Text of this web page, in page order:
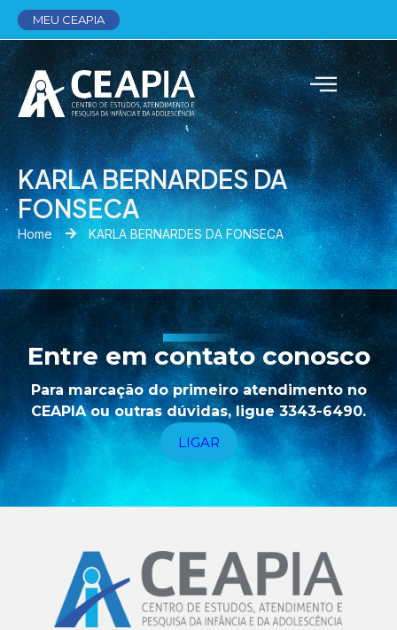
MEU CEAPIA
KARLA BERNARDES DA
FONSECA
Home KARLA BERNARDES DA FONSECA
Entre em contato conosco
Para marcação do primeiro atendimento no
CEAPIA ou outras dúvidas, ligue 3343-6490.
LIGAR